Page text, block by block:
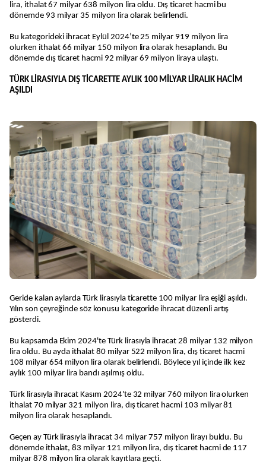
lira, ithalat 67 milyar 638 milyon lira oldu. Dış ticaret hacmi bu
dönemde 93 milyar 35 milyon lira olarak belirlendi.
Bu kategorideki ihracat Eylül 2024’te 25 milyar 919 milyon lira
olurken ithalat 66 milyar 150 milyon lira olarak hesaplandı. Bu
dönemde dış ticaret hacmi 92 milyar 69 milyon liraya ulaştı.
TÜRK LİRASIYLA DIŞ TİCARETTE AYLIK 100 MİLYAR LİRALIK HACİM
AŞILDI
Geride kalan aylarda Türk lirasıyla ticarette 100 milyar lira eşiği aşıldı.
Yılın son çeyreğinde söz konusu kategoride ihracat düzenli artış
gösterdi.
Bu kapsamda Ekim 2024'te Türk lirasıyla ihracat 28 milyar 132 milyon
lira oldu. Bu ayda ithalat 80 milyar 522 milyon lira, dış ticaret hacmi
108 milyar 654 milyon lira olarak belirlendi. Böylece yıl içinde ilk kez
aylık 100 milyar lira bandı aşılmış oldu.
Türk lirasıyla ihracat Kasım 2024'te 32 milyar 760 milyon lira olurken
ithalat 70 milyar 321 milyon lira, dış ticaret hacmi 103 milyar 81
milyon lira olarak hesaplandı.
Geçen ay Türk lirasıyla ihracat 34 milyar 757 milyon lirayı buldu. Bu
dönemde ithalat, 83 milyar 121 milyon lira, dış ticaret hacmi de 117
milyar 878 milyon lira olarak kayıtlara geçti.